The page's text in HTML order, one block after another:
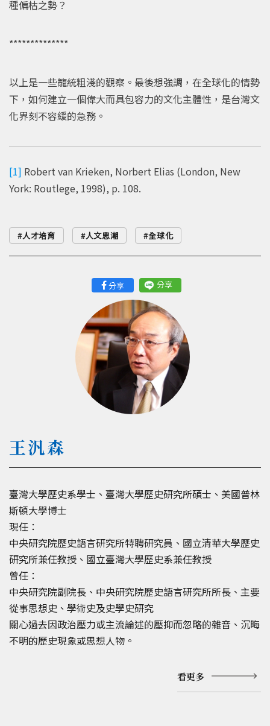
種偏枯之勢？
**************
以上是一些籠統粗淺的觀察。最後想強調，在全球化的情勢
下，如何建立一個偉大而具包容力的文化主體性，是台灣文
化界刻不容緩的急務。
[1] Robert van Krieken, Norbert Elias (London, New
York: Routlege, 1998), p. 108.
人才培育 人文思潮 全球化
分享 分享
王汎森
臺灣大學歷史系學士、臺灣大學歷史研究所碩士、美國普林
斯頓大學博士
現任：
中央研究院歷史語言研究所特聘研究員、國立清華大學歷史
研究所兼任教授、國立臺灣大學歷史系兼任教授
曾任：
中央研究院副院長、中央研究院歷史語言研究所所長、主要
從事思想史、學術史及史學史研究
關心過去因政治壓力或主流論述的壓抑而忽略的雜音、沉晦
不明的歷史現象或思想人物。
看更多